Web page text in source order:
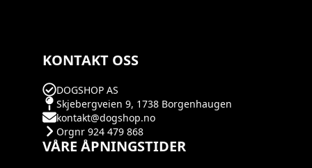
KONTAKT OSS
DOGSHOP AS
Skjebergveien 9, 1738 Borgenhaugen
kontakt@dogshop.no
Orgnr 924 479 868
VÅRE ÅPNINGSTIDER